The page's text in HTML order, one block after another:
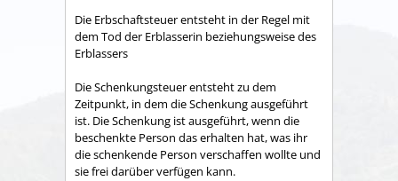
Die Erbschaftsteuer entsteht in der Regel mit
dem Tod der Erblasserin beziehungsweise des
Erblassers
Die Schenkungsteuer entsteht zu dem
Zeitpunkt, in dem die Schenkung ausgeführt
ist. Die Schenkung ist ausgeführt, wenn die
beschenkte Person das erhalten hat, was ihr
die schenkende Person verschaffen wollte und
sie frei darüber verfügen kann.